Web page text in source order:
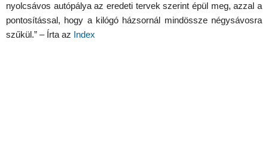
nyolcsávos autópálya az eredeti tervek szerint épül meg, azzal a
pontosítással, hogy a kilógó házsornál mindössze négysávosra
szűkül.” – Írta az Index